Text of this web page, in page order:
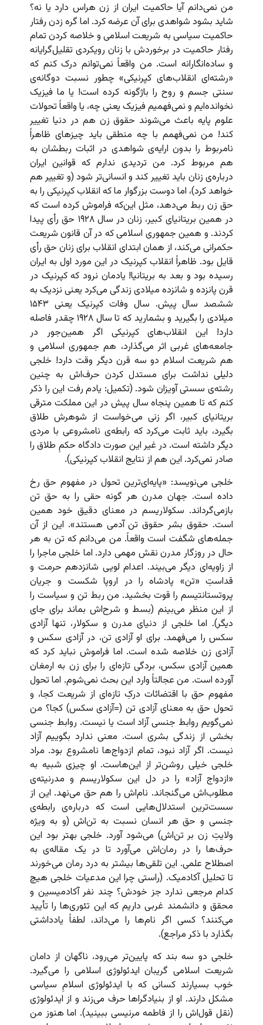
من نمی‌دانم آیا حاکمیت ایران از زن هراس دارد یا نه؟
شاید بشود شواهدی برای آن عرضه کرد. اما گره زدن رفتار
حاکمیت سیاسی به شریعت اسلامی و خلاصه کردن تمام
رفتار حاکمیت در برخوردش با زنان رویکردی تقلیل‌گرایانه
و ساده‌انگارانه است. من واقعاً نمی‌توانم درک کنم که
«رشته‌ای انقلاب‌های کپرنیکی» چطور نسبت دوگانه‌ی
سنتی جسم و روح را باژگونه کرده است! یا ما فیزیک
نخوانده‌ایم و نمی‌فهمیم فیزیک یعنی چه، یا واقعاً تحولات
علوم پایه باعث می‌شوند حقوق زن هم در دنیا تغییر
کند! من نمی‌فهمم با چه منطقی باید چیزهای ظاهراً
نامربوط را بدون ارایه‌ی شواهدی در اثبات ربطشان به
هم مربوط کرد. من تردیدی ندارم که قوانین ایران
درباره‌‌ی زنان باید تغییر کند و انسانی‌تر شود (و تغییر هم
خواهد کرد)، اما دوست بزرگوار ما که انقلاب کپرنیکی را به
حق زن ربط می‌دهد، مثل این‌که فراموش کرده است که
در همین بریتانیای کبیر، زنان در سال ۱۹۲۸ حق رأی پیدا
کردند. و همین جمهوری اسلامی که در آن قانون شریعت
حکمرانی می‌کند، از همان ابتدای انقلاب برای زنان حق رأی
قایل بود. ظاهراً انقلاب کپرنیک در این مورد اول به ایران
رسیده بود و بعد به بریتانیا! یادمان نرود که کپرنیک در
قرن پانزده و شانزده میلادی زندگی می‌کرد یعنی نزدیک به
ششصد سال پیش. سال وفات کپرنیک یعنی ۱۵۴۳
میلادی را بگیرید و بشمارید که تا سال ۱۹۲۸ چقدر فاصله
دارد! این انقلاب‌های کپرنیکی اگر همین‌جور در
جامعه‌های غربی اثر می‌گذارد، هم جمهوری اسلامی و
هم شریعت اسلام دو سه قرن دیگر وقت دارد! خلجی
دلیلی نداشت برای مستدل کردن حرف‌اش به چنین
رشته‌ی سستی آویزان شود. (تکمیل: یادم رفت این را ذکر
کنم که تا همین پنجاه سال پیش در این مملکت مترقی
بریتانیای کبیر، اگر زنی می‌خواست از شوهرش طلاق
بگیرد، باید ثابت می‌کرد که رابطه‌ی نامشروعی با مردی
دیگر داشته است. در غیر این صورت دادگاه حکمِ طلاق را
صادر نمی‌کرد. این هم از نتایج انقلاب کپرنیکی).
خلجی می‌نویسد: «پایه‌ای‌ترین تحول در مفهوم حق رخ
داده است. جهان مدرن هر گونه حقی را به حق تن
بازمی‌گرداند. سکولاریسم در معنای دقیق خود همین
است. حقوق بشر حقوق تن آدمی هستند». این از آن
جمله‌های شگفت است واقعاً. من می‌دانم که تن به هر
حال در روزگار مدرن نقش مهمی دارد. اما خلجی ماجرا را
از زاویه‌ای دیگر می‌بیند. اعدام لویی شانزدهم حرمت و
قداستِ «تن» پادشاه را در اروپا شکست و جریان
پروتستانتیسم را قوت بخشید. من ربط تن و سیاست را
از این منظر می‌بینم (بسط و شرح‌اش بماند برای جای
دیگر). اما خلجی از دنیای مدرن و سکولار، تنها آزادی
سکس را می‌فهمد. برای او آزادی تن، در آزادی سکس و
آزادی زن خلاصه شده است. اما فراموش نباید کرد که
همین آزادی سکس، بردگی تازه‌ای را برای زن به ارمغان
آورده است. من عجالتاً وارد این بحث نمی‌شوم. اما تحول
مفهوم حق با اقتضائات درکِ تازه‌ای از شریعت کجا، و
تحول حق به معنای آزادی تن (=آزادی سکس) کجا؟ من
نمی‌گویم روابط جنسی آزاد است یا نیست. روابط جنسی
بخشی از زندگی بشری است. معنی ندارد بگوییم آزاد
نیست. اگر آزاد نبود، تمام ازدواج‌ها نامشروع بود. مراد
خلجی خیلی روشن‌تر از این‌هاست. او چیزی شبیه به
«ازدواج آزاد» را در دل این سکولاریسم و مدرنیته‌ی
مطلوب‌اش می‌گنجاند. نام‌اش را هم حق می‌نهد. این از
سست‌ترین استدلال‌هایی است که درباره‌ی رابطه‌ی
جنسی و حق هر انسان نسبت به تن‌اش (و به ویژه
ولایتِ زن بر تن‌اش) می‌شود آورد. خلجی بهتر بود این
حرف‌ها را در رمان‌اش می‌آورد تا در یک مقاله‌ی به
اصطلاح علمی. این تلقی‌ها بیشتر به درد رمان می‌خورند
تا تحلیل آکادمیک. (راستی چرا این مدعیات خلجی هیچ
کدام مرجعی ندارد جز خودش؟ چند نفر آکادمیسین و
محقق و دانشمند غربی داریم که این تئوری‌ها را تأیید
می‌‌‌کنند؟ کسی اگر نام‌ها را می‌داند، لطفاً یادداشتی
بگذارد با ذکر مراجع).
خلجی دو سه بند که پایین‌تر می‌رود، ناگهان از دامان
شریعت اسلامی گریبان ایدئولوژی اسلامی را می‌گیرد.
خوب بسیارند کسانی که با ایدئولوژی اسلامِ سیاسی
مشکل دارند. او از بنیادگراها حرف می‌زند و از ایدئولوژی
(نقل قول‌اش را از فاطمه مرنیسی ببینید). اما هنوز من